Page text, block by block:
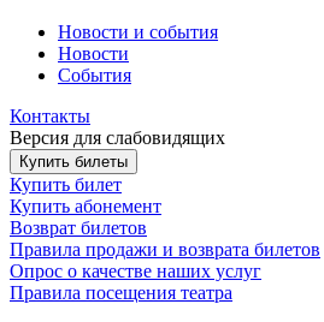
Новости и события
Новости
События
Контакты
Версия для слабовидящих
Купить билеты
Купить билет
Купить абонемент
Возврат билетов
Правила продажи и возврата билетов
Опрос о качестве наших услуг
Правила посещения театра